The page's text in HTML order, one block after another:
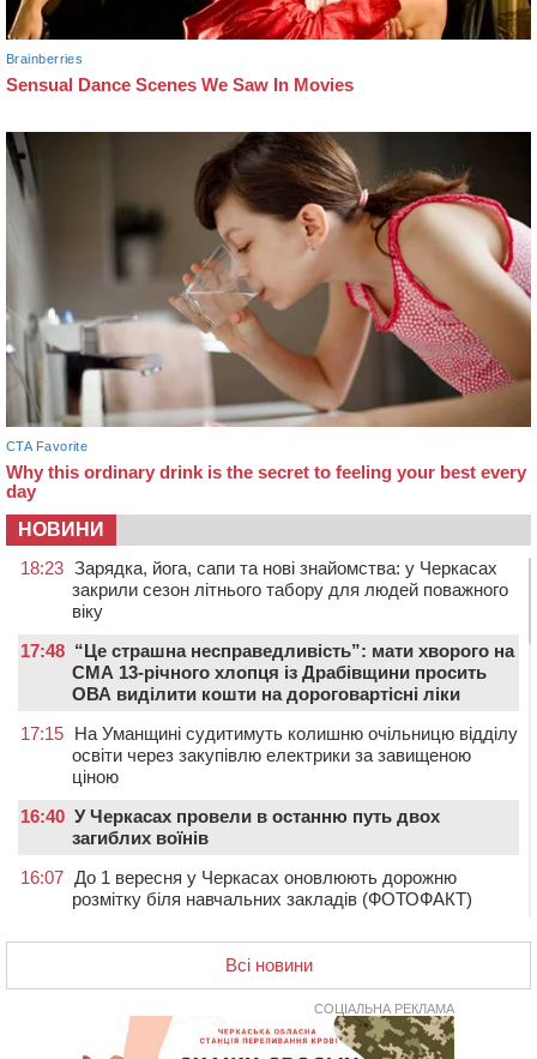
НОВИНИ
18:23 Зарядка, йога, сапи та нові знайомства: у Черкасах
закрили сезон літнього табору для людей поважного
віку
17:48 “Це страшна несправедливість”: мати хворого на
СМА 13-річного хлопця із Драбівщини просить
ОВА виділити кошти на дороговартісні ліки
17:15 На Уманщині судитимуть колишню очільницю відділу
освіти через закупівлю електрики за завищеною
ціною
16:40 У Черкасах провели в останню путь двох
загиблих воїнів
16:07 До 1 вересня у Черкасах оновлюють дорожню
розмітку біля навчальних закладів (ФОТОФАКТ)
Черкасах відкрили спортивно-реабілітаційний центр
15:05 На Звенигородщині, попри заборону міськради,
У Каневі аномальна спека призвела до перебоїв у
Всі новини
СОЦІАЛЬНА РЕКЛАМА